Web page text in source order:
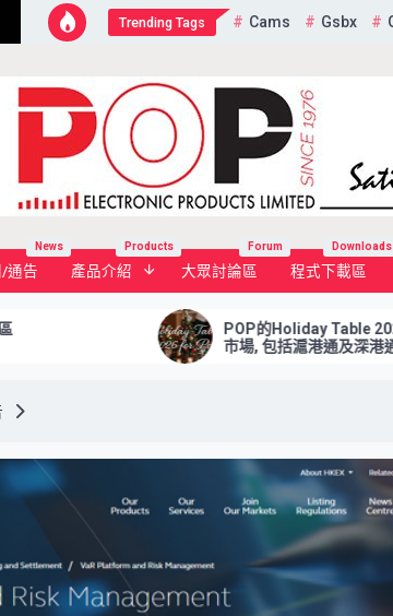
Trending Tags Cams Gsbx
Products Limited
通告
News
產品介紹
Products
大眾討論區
Forum
程式下載區
Downloads
POP的Holiday Table 2026已更新! (只供
市場, 包括滬港通及深港通2026年假期)